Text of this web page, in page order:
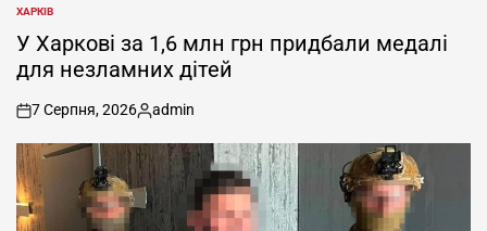
ОПУБЛІКУВАТИ
У
ХАРКІВ
У Харкові за 1,6 млн грн придбали медалі
для незламних дітей
on
7 Серпня, 2026
Опубліковано
admin